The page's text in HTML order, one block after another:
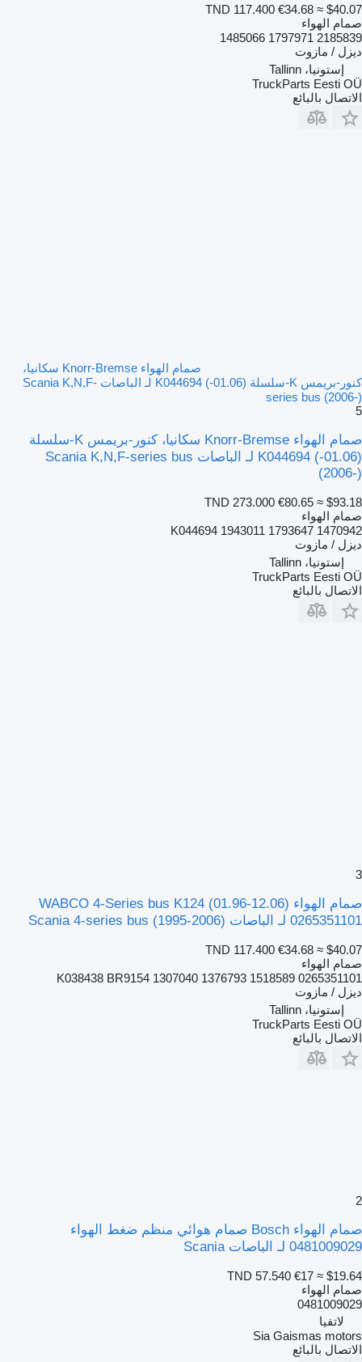
TND 117.400 €34.68 ≈ $40.07
صمام الهواء
2185839 1797971 1485066
ديزل / مازوت
إستونيا، Tallinn
TruckParts Eesti OÜ
الاتصال بالبائع
صمام الهواء Knorr-Bremse سكانيا،
كنور-بريمس K-سلسلة (01.06-) K044694 لـ الباصات Scania K,N,F-
series bus (2006-)
5
صمام الهواء Knorr-Bremse سكانيا، كنور-بريمس K-سلسلة
(01.06-) K044694 لـ الباصات Scania K,N,F-series bus
(2006-)
TND 273.000 €80.65 ≈ $93.18
صمام الهواء
K044694 1943011 1793647 1470942
ديزل / مازوت
إستونيا، Tallinn
TruckParts Eesti OÜ
الاتصال بالبائع
3
صمام الهواء WABCO 4-Series bus K124 (01.96-12.06)
0265351101 لـ الباصات Scania 4-series bus (1995-2006)
TND 117.400 €34.68 ≈ $40.07
صمام الهواء
0265351101 K038438 BR9154 1307040 1376793 1518589
ديزل / مازوت
إستونيا، Tallinn
TruckParts Eesti OÜ
الاتصال بالبائع
2
صمام الهواء Bosch صمام هوائي منظم ضغط الهواء
0481009029 لـ الباصات Scania
TND 57.540 €17 ≈ $19.64
صمام الهواء
0481009029
لاتفيا
Sia Gaismas motors
الاتصال بالبائع